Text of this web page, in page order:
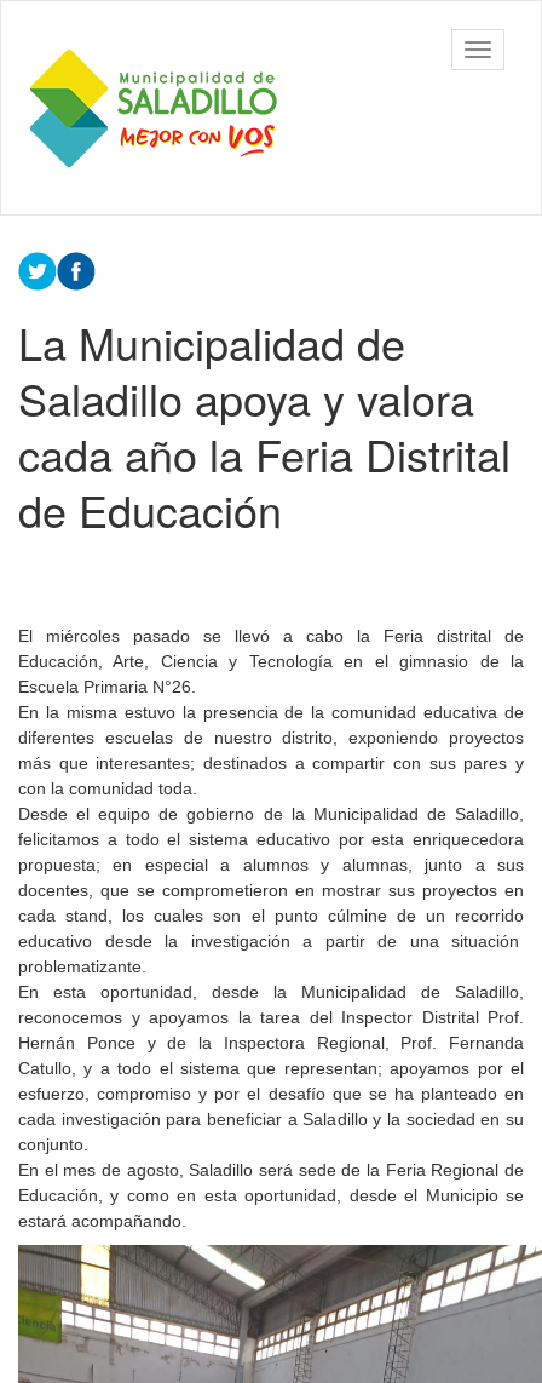
contenido
principal
Municipalidad
de Saladillo
barra
Contenido
principal
La Municipalidad de
Saladillo apoya y valora
cada año la Feria Distrital
de Educación
El miércoles pasado se llevó a cabo la Feria distrital de
Educación, Arte, Ciencia y Tecnología en el gimnasio de la
Escuela Primaria N°26.
En la misma estuvo la presencia de la comunidad educativa de
diferentes escuelas de nuestro distrito, exponiendo proyectos
más que interesantes; destinados a compartir con sus pares y
con la comunidad toda.
Desde el equipo de gobierno de la Municipalidad de Saladillo,
felicitamos a todo el sistema educativo por esta enriquecedora
propuesta; en especial a alumnos y alumnas, junto a sus
docentes, que se comprometieron en mostrar sus proyectos en
cada stand, los cuales son el punto cúlmine de un recorrido
educativo desde la investigación a partir de una situación
problematizante.
En esta oportunidad, desde la Municipalidad de Saladillo,
reconocemos y apoyamos la tarea del Inspector Distrital Prof.
Hernán Ponce y de la Inspectora Regional, Prof. Fernanda
Catullo, y a todo el sistema que representan; apoyamos por el
esfuerzo, compromiso y por el desafío que se ha planteado en
cada investigación para beneficiar a Saladillo y la sociedad en su
conjunto.
En el mes de agosto, Saladillo será sede de la Feria Regional de
Educación, y como en esta oportunidad, desde el Municipio se
estará acompañando.